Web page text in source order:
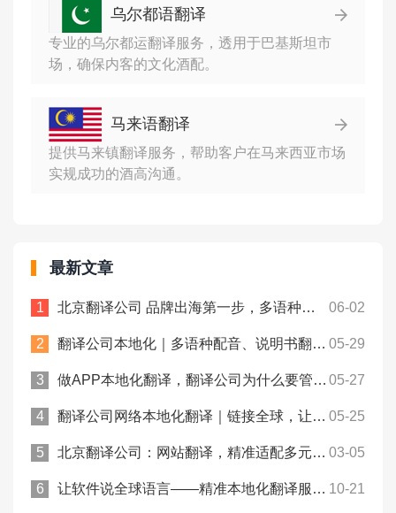
乌尔都语翻译
专业的乌尔都运翻译服务，透用于巴基斯坦市
场，确保内客的文化酒配。
马来语翻译
提供马来镇翻译服务，帮助客户在马来西亚市场
实规成功的酒高沟通。
最新文章
北京翻译公司 品牌出海第一步，多语种官网翻译怎么选才靠谱 06-02
翻译公司本地化｜多语种配音、说明书翻译，出海配套！众赞翻译 05-29
做APP本地化翻译，翻译公司为什么要管字符串长度？众赞翻译 05-27
翻译公司网络本地化翻译｜链接全球，让世界听懂您的品牌！众赞翻译 05-25
北京翻译公司：网站翻译，精准适配多元语境！众赞翻译 03-05
让软件说全球语言——精准本地化翻译服务！众赞翻译 10-21